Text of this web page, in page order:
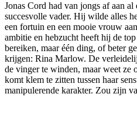
Jonas Cord had van jongs af aan
succesvolle vader. Hij wilde alles
een fortuin en een mooie vrouw
ambitie en hebzucht heeft hij de
bereiken, maar één ding, of beter
krijgen: Rina Marlow. De
de vinger te winden, maar weet ze
komt klem te zitten tussen haar
manipulerende karakter. Zou zijn